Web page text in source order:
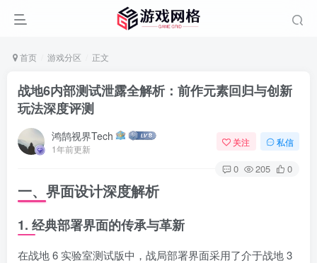
首页 游戏分区 正文
战地6内部测试泄露全解析：前作元素回归与创新
玩法深度评测
鸿鹄视界Tech
1年前更新
关注 私信
0 205 0
一、界面设计深度解析
1. 经典部署界面的传承与革新
在战地 6 实验室测试版中，战局部署界面采用了介于战地 3